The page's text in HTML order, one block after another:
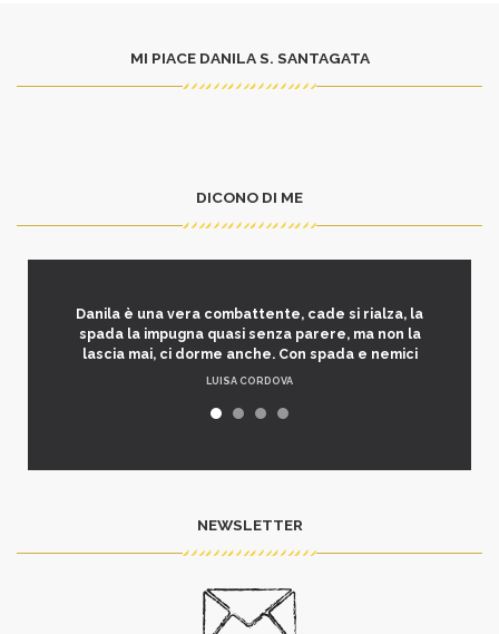
MI PIACE DANILA S. SANTAGATA
DICONO DI ME
Danila è una vera combattente, cade si rialza, la
spada la impugna quasi senza parere, ma non la
lascia mai, ci dorme anche. Con spada e nemici
LUISA CORDOVA
NEWSLETTER